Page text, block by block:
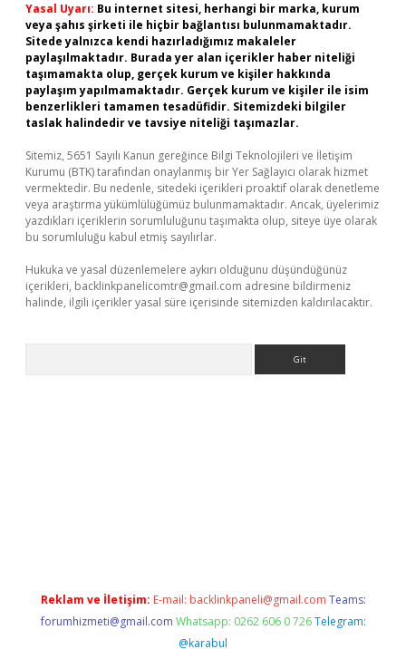
Yasal Uyarı: Bu internet sitesi, herhangi bir marka, kurum
veya şahıs şirketi ile hiçbir bağlantısı bulunmamaktadır.
Sitede yalnızca kendi hazırladığımız makaleler
paylaşılmaktadır. Burada yer alan içerikler haber niteliği
taşımamakta olup, gerçek kurum ve kişiler hakkında
paylaşım yapılmamaktadır. Gerçek kurum ve kişiler ile isim
benzerlikleri tamamen tesadüfidir. Sitemizdeki bilgiler
taslak halindedir ve tavsiye niteliği taşımazlar.
Sitemiz, 5651 Sayılı Kanun gereğince Bilgi Teknolojileri ve İletişim
Kurumu (BTK) tarafından onaylanmış bir Yer Sağlayıcı olarak hizmet
vermektedir. Bu nedenle, sitedeki içerikleri proaktif olarak denetleme
veya araştırma yükümlülüğümüz bulunmamaktadır. Ancak, üyelerimiz
yazdıkları içeriklerin sorumluluğunu taşımakta olup, siteye üye olarak
bu sorumluluğu kabul etmiş sayılırlar.
Hukuka ve yasal düzenlemelere aykırı olduğunu düşündüğünüz
içerikleri, backlinkpanelicomtr@gmail.com adresine bildirmeniz
halinde, ilgili içerikler yasal süre içerisinde sitemizden kaldırılacaktır.
Reklam ve İletişim: E-mail: backlinkpaneli@gmail.com Teams:
forumhizmeti@gmail.com Whatsapp: 0262 606 0 726 Telegram:
@karabul